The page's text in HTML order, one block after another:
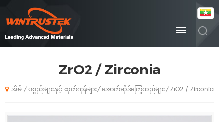
ZrO2 / Zirconia
အိမ် / ပစ္စည်းများနှင့် ထုတ်ကုန်များ/ အောက်ဆိုဒ်ကြွေထည်များ/ ZrO2 / Zirconia